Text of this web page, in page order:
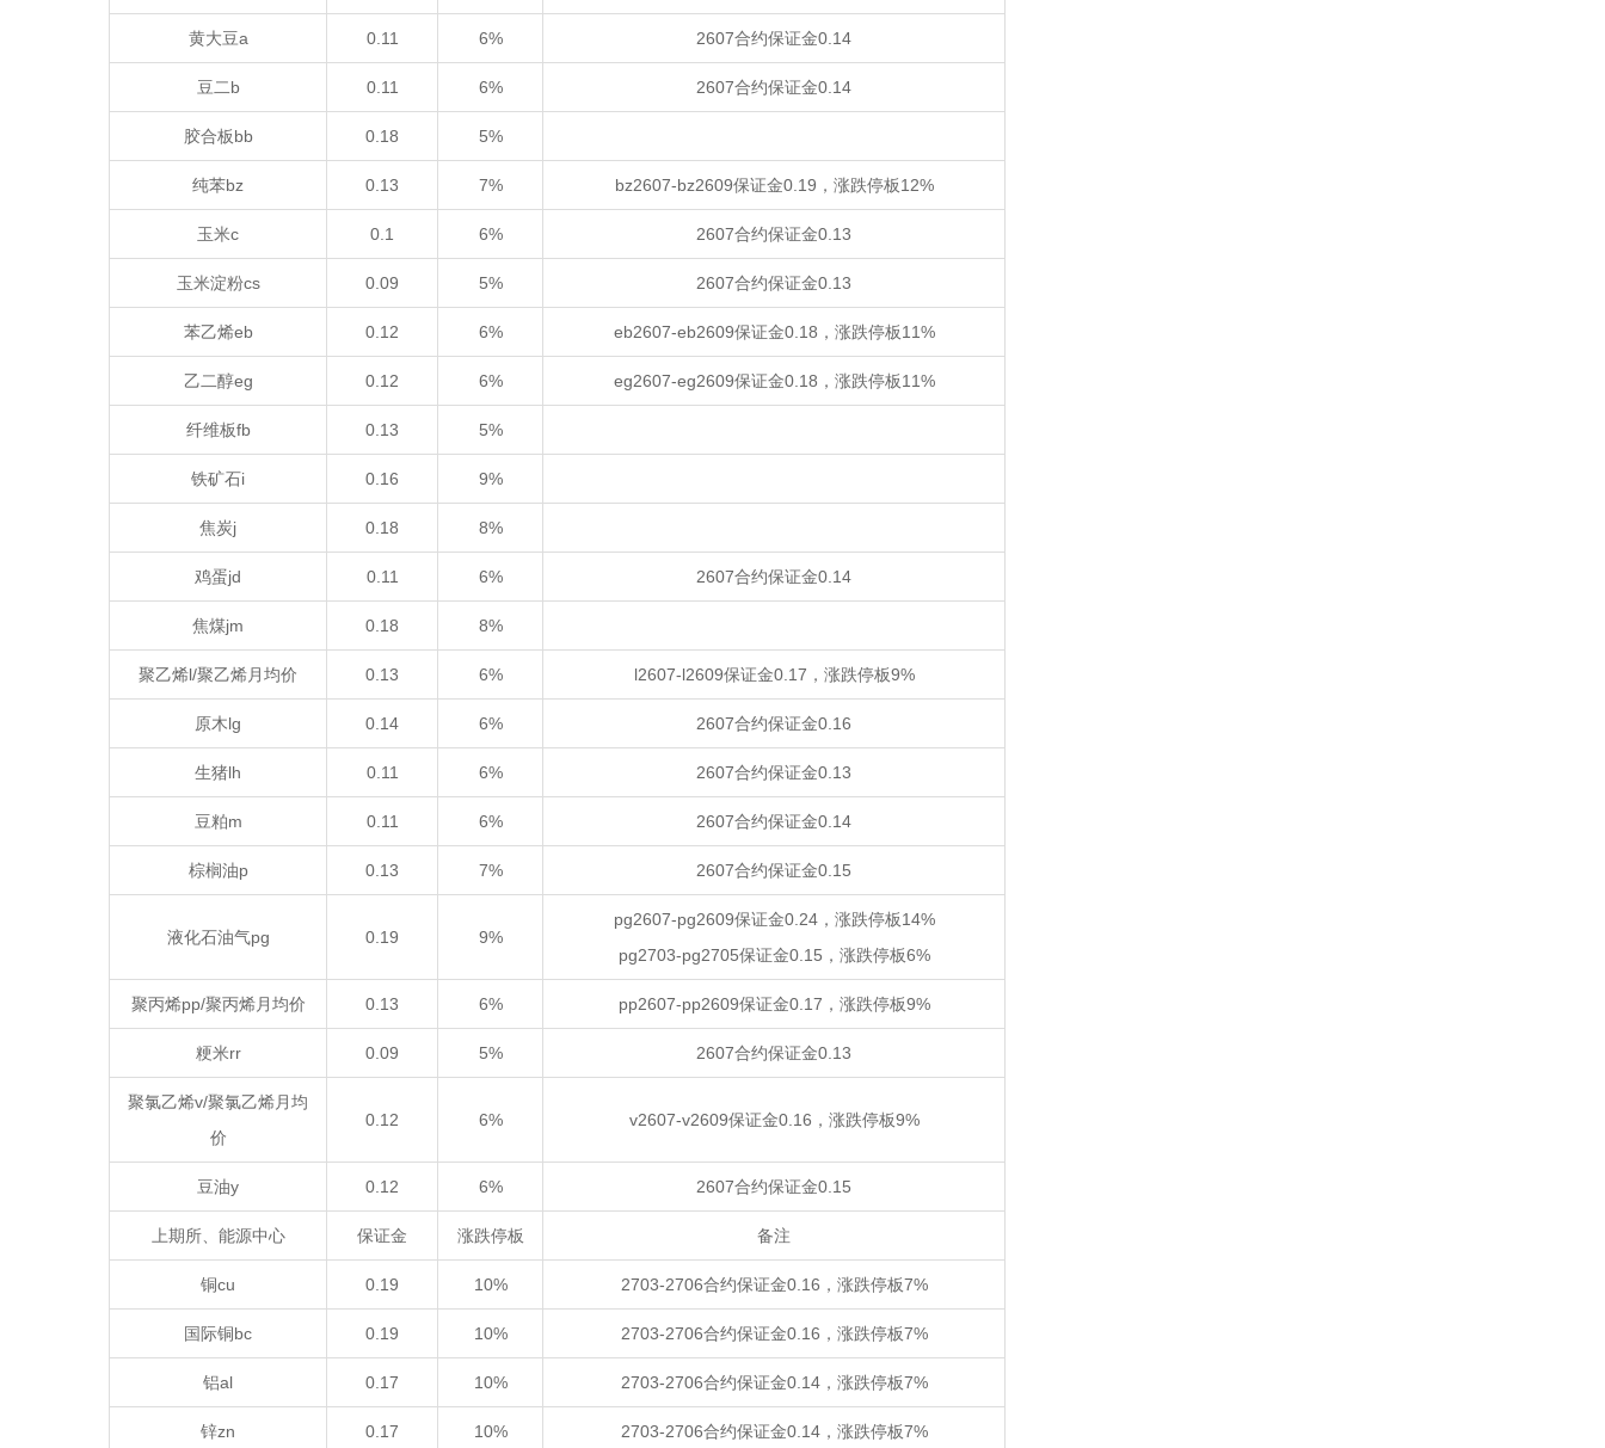
黄大豆a 0.11 6% 2607合约保证金0.14
豆二b 0.11 6% 2607合约保证金0.14
胶合板bb 0.18 5%
纯苯bz 0.13 7% bz2607-bz2609保证金0.19，涨跌停板12%
玉米c 0.1 6% 2607合约保证金0.13
玉米淀粉cs 0.09 5% 2607合约保证金0.13
苯乙烯eb 0.12 6% eb2607-eb2609保证金0.18，涨跌停板11%
乙二醇eg 0.12 6% eg2607-eg2609保证金0.18，涨跌停板11%
纤维板fb 0.13 5%
铁矿石i 0.16 9%
焦炭j 0.18 8%
鸡蛋jd 0.11 6% 2607合约保证金0.14
焦煤jm 0.18 8%
聚乙烯l/聚乙烯月均价 0.13 6% l2607-l2609保证金0.17，涨跌停板9%
原木lg 0.14 6% 2607合约保证金0.16
生猪lh 0.11 6% 2607合约保证金0.13
豆粕m 0.11 6% 2607合约保证金0.14
棕榈油p 0.13 7% 2607合约保证金0.15
液化石油气pg 0.19 9%
pg2607-pg2609保证金0.24，涨跌停板14%
pg2703-pg2705保证金0.15，涨跌停板6%
聚丙烯pp/聚丙烯月均价 0.13 6% pp2607-pp2609保证金0.17，涨跌停板9%
粳米rr 0.09 5% 2607合约保证金0.13
聚氯乙烯v/聚氯乙烯月均
价
0.12 6% v2607-v2609保证金0.16，涨跌停板9%
豆油y 0.12 6% 2607合约保证金0.15
上期所、能源中心 保证金 涨跌停板 备注
铜cu 0.19 10% 2703-2706合约保证金0.16，涨跌停板7%
国际铜bc 0.19 10% 2703-2706合约保证金0.16，涨跌停板7%
铝al 0.17 10% 2703-2706合约保证金0.14，涨跌停板7%
锌zn 0.17 10% 2703-2706合约保证金0.14，涨跌停板7%